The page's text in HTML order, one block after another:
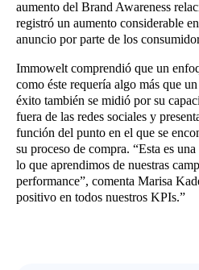
aumento del Brand Awareness
registró un aumento considerable
anuncio por parte de los
Immowelt comprendió que un
como éste requería algo más que
éxito también se midió por su
fuera de las redes sociales y
función del punto en el que se
su proceso de compra. “Esta es
lo que aprendimos de nuestras
performance”, comenta Marisa
positivo en todos nuestros KPIs.”